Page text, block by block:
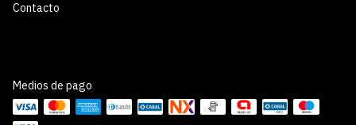
Contacto
Medios de pago